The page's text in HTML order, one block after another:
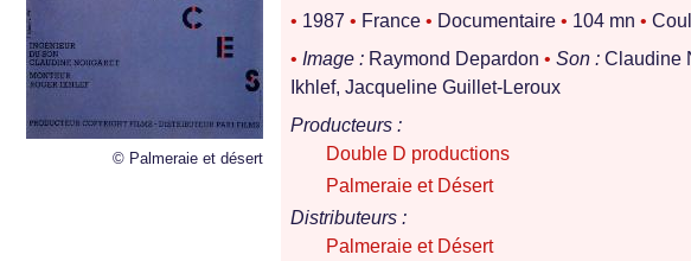
© Palmeraie et désert
• 1987 • France • Documentaire • 104 mn •
• Image : Raymond Depardon • Son : Claudine
Ikhlef, Jacqueline Guillet-Leroux
Producteurs :
Double D productions
Palmeraie et Désert
Distributeurs :
Palmeraie et Désert